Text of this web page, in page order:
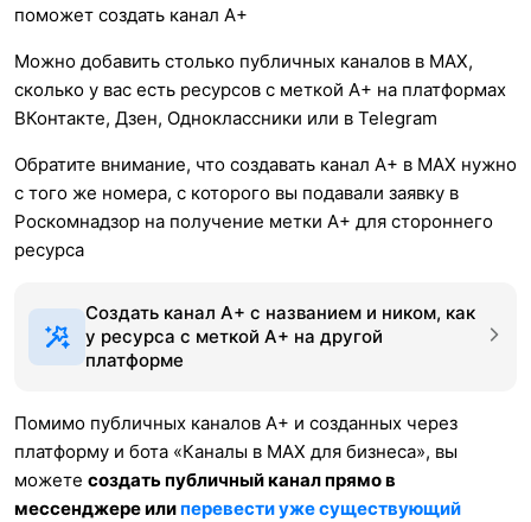
поможет создать канал А+
Можно добавить столько публичных каналов в MAX,
сколько у вас есть ресурсов с меткой А+ на платформах
ВКонтакте, Дзен, Одноклассники или в Telegram
Обратите внимание, что создавать канал А+ в MAX нужно
с того же номера, с которого вы подавали заявку в
Роскомнадзор на получение метки А+ для стороннего
ресурса
Создать канал А+ с названием и ником, как
у ресурса с меткой А+ на другой
платформе
Помимо публичных каналов А+ и созданных через
платформу и бота «Каналы в МАХ для бизнеса», вы
можете создать публичный канал прямо в
мессенджере илиперевести уже существующий